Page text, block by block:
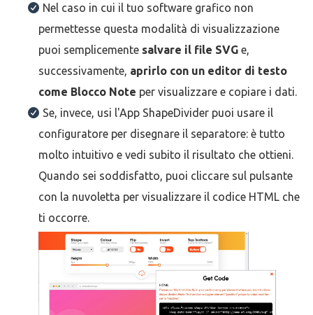
Nel caso in cui il tuo software grafico non
permettesse questa modalità di visualizzazione
puoi semplicemente salvare il file SVG e,
successivamente, aprirlo con un editor di testo
come Blocco Note per visualizzare e copiare i dati.
Se, invece, usi l'App ShapeDivider puoi usare il
configuratore per disegnare il separatore: è tutto
molto intuitivo e vedi subito il risultato che ottieni.
Quando sei soddisfatto, puoi cliccare sul pulsante
con la nuvoletta per visualizzare il codice HTML che
ti occorre.